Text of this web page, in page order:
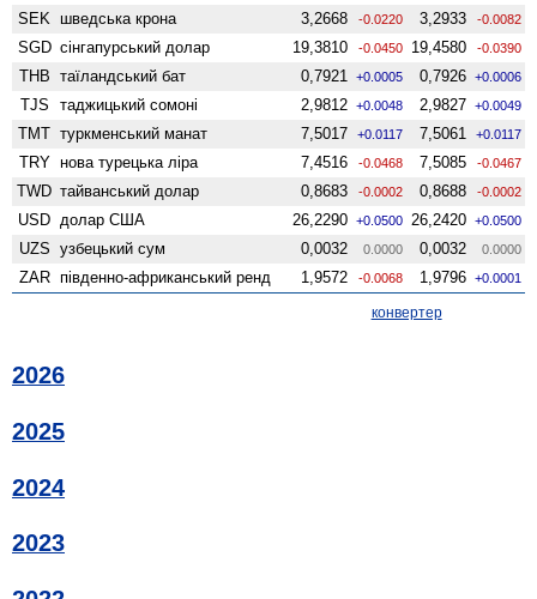
SEK шведська крона 3,2668 -0.0220 3,2933 -0.0082
SGD сінгапурський долар 19,3810 -0.0450 19,4580 -0.0390
THB таїландський бат 0,7921 +0.0005 0,7926 +0.0006
TJS таджицький сомоні 2,9812 +0.0048 2,9827 +0.0049
TMT туркменський манат 7,5017 +0.0117 7,5061 +0.0117
TRY нова турецька ліра 7,4516 -0.0468 7,5085 -0.0467
TWD тайванський долар 0,8683 -0.0002 0,8688 -0.0002
USD долар США 26,2290 +0.0500 26,2420 +0.0500
UZS узбецький сум 0,0032 0.0000 0,0032 0.0000
ZAR південно-африканський ренд 1,9572 -0.0068 1,9796 +0.0001
конвертер
2026
2025
2024
2023